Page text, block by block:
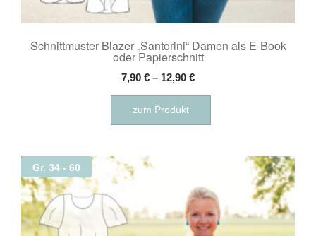
Schnittmuster Blazer „Santorini“ Damen als E-Book
oder Papierschnitt
7,90 € – 12,90 €
zum Produkt
Dieses
weist
Varianten
Die
Optionen
können
Gr. 34 - 60